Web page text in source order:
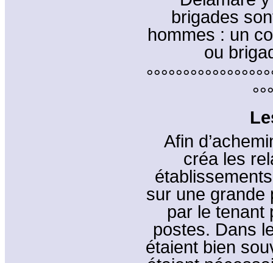
brigades
hommes : un
ou
Afin
créa les
sur une grande
par le tenant
postes. Dans
étaient bien